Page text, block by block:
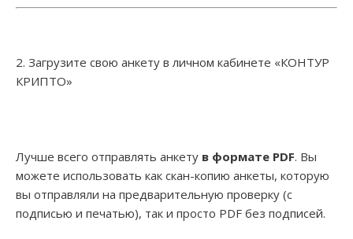
2. Загрузите свою анкету в личном кабинете «КОНТУР
КРИПТО»
Лучше всего отправлять анкету в формате PDF. Вы
можете использовать как скан-копию анкеты, которую
вы отправляли на предварительную проверку (с
подписью и печатью), так и просто PDF без подписей.